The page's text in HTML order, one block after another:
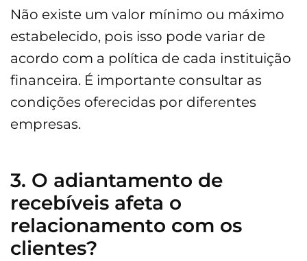
Não existe um valor mínimo ou máximo
estabelecido, pois isso pode variar de
acordo com a política de cada instituição
financeira. É importante consultar as
condições oferecidas por diferentes
empresas.
3. O adiantamento de
recebíveis afeta o
relacionamento com os
clientes?